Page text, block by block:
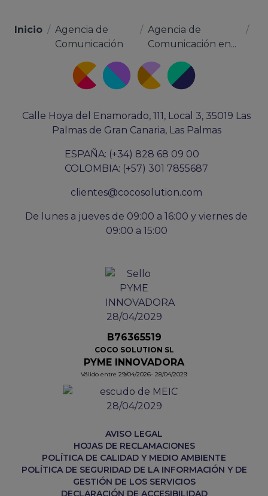
Inicio / Agencia de
Comunicación
/ Agencia de
Comunicación en...
/
Calle Hoya del Enamorado, 111, Local 3, 35019 Las
Palmas de Gran Canaria, Las Palmas
ESPAÑA: (+34) 828 68 09 00
COLOMBIA: (+57) 301 7855687
clientes@cocosolution.com
De lunes a jueves de 09:00 a 16:00 y viernes de
09:00 a 15:00
B76365519
COCO SOLUTION SL
PYME INNOVADORA
Válido entre 29/04/2026- 28/04/2029
AVISO LEGAL
HOJAS DE RECLAMACIONES
POLÍTICA DE CALIDAD Y MEDIO AMBIENTE
POLÍTICA DE SEGURIDAD DE LA INFORMACIÓN Y DE
GESTIÓN DE LOS SERVICIOS
DECLARACIÓN DE ACCESIBILIDAD